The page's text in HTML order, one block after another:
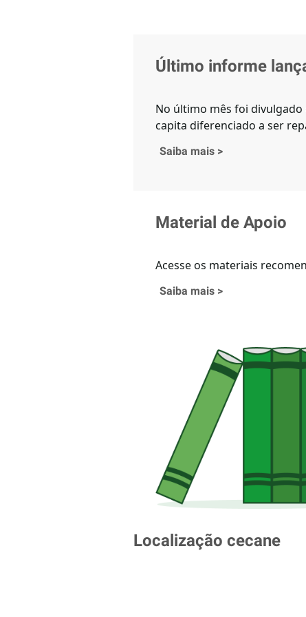
Último informe
No último mês foi divulgado
capita diferenciado a ser
Saiba mais >
Material de Apoio
Acesse os materiais
Saiba mais >
Localização cecane